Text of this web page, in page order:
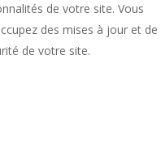
de votre site. Vous
des mises à jour et de
de votre site.